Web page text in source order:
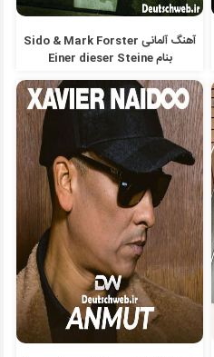
آهنگ آلمانی Sido & Mark Forster
بنام Einer dieser Steine